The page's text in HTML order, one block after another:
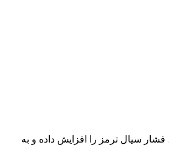
سیال ترمز را افزایش داده و به